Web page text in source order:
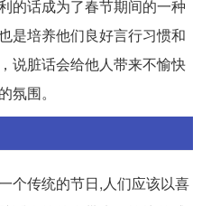
的话成为了春节期间的一种
是培养他们良好言行习惯和
说脏话会给他人带来不愉快
氛围。
个传统的节日,人们应该以喜